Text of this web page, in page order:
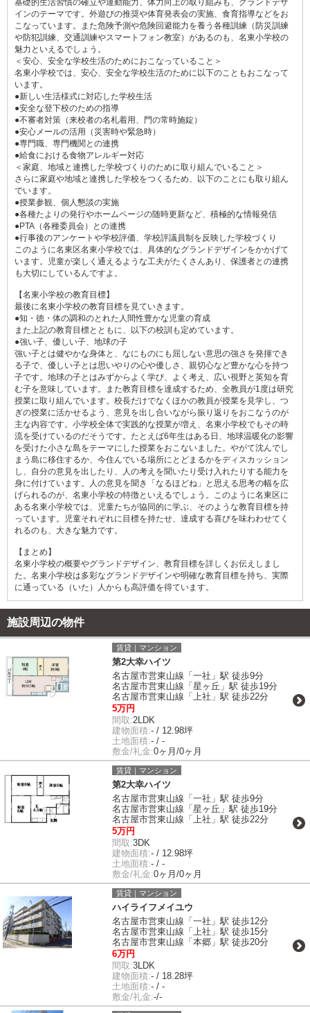
インのテーマです。外遊びの推奨や体育発表会の実施、食育指導などをお
こなっています。また危険予測や危険回避能力を養う各種訓練（防災訓練
や防犯訓練、交通訓練やスマートフォン教室）があるのも、名東小学校の
魅力といえるでしょう。
＜安心、安全な学校生活のためにおこなっていること＞
名東小学校では、安心、安全な学校生活のために以下のこともおこなって
います。
●新しい生活様式に対応した学校生活
●安全な登下校のための指導
●不審者対策（来校者の名札着用、門の常時施錠）
●安心メールの活用（災害時や緊急時）
●専門職、専門機関との連携
●給食における食物アレルギー対応
＜家庭、地域と連携した学校づくりのために取り組んでいること＞
さらに家庭や地域と連携した学校をつくるため、以下のことにも取り組ん
でいます。
●授業参観、個人懇談の実施
●各種たよりの発行やホームページの随時更新など、積極的な情報発信
●PTA（各種委員会）との連携
●行事後のアンケートや学校評価、学校評議員制を反映した学校づくり
このように名東区名東小学校では、具体的なグランドデザインをかかげて
います。児童が楽しく通えるような工夫がたくさんあり、保護者との連携
も大切にしているんですよ。
【名東小学校の教育目標】
最後に名東小学校の教育目標を見ていきます。
●知・徳・体の調和のとれた人間性豊かな児童の育成
また上記の教育目標とともに、以下の校訓も定めています。
●強い子、優しい子、地球の子
強い子とは健やかな身体と、なにものにも屈しない意思の強さを発揮でき
る子で、優しい子とは思いやりの心や優しさ、親切心など豊かな心を持つ
子です。地球の子とはみずからよく学び、よく考え、広い視野と英知を育
む子を意味しています。また教育目標を達成するため、全教員が1度は研究
授業に取り組んでいます。校長だけでなくほかの教員が授業を見学し、つ
ぎの授業に活かせるよう、意見を出し合いながら振り返りをおこなうのが
主な内容です。小学校全体で実践的な授業が増え、名東小学校でもその時
流を受けているのだそうです。たとえば6年生はある日、地球温暖化の影響
を受けた小さな島をテーマにした授業をおこないました。やがて沈んでし
まう島に移住するか、今住んでいる場所にとどまるかをディスカッション
し、自分の意見を出したり、人の考えを聞いたり受け入れたりする能力を
身に付けています。人の意見を聞き「なるほどね」と思える思考の幅を広
げられるのが、名東小学校の特徴といえるでしょう。このように名東区に
ある名東小学校では、児童たちが協同的に学ぶ、そのような教育目標を持
っています。児童それぞれに目標を持たせ、達成する喜びを味わわせてく
れるのも、大きな魅力です。
【まとめ】
名東小学校の概要やグランドデザイン、教育目標を詳しくお伝えしまし
た。名東小学校は多彩なグランドデザインや明確な教育目標を持ち、実際
に通っている（いた）人からも高評価を得ています。
施設周辺の物件
賃貸｜マンション
第2大幸ハイツ
名古屋市営東山線「一社」駅 徒歩9分
名古屋市営東山線「星ヶ丘」駅 徒歩19分
名古屋市営東山線「上社」駅 徒歩22分
5万円
間取:2LDK
建物面積:- / 12.98坪
土地面積:- / -
敷金/礼金:0ヶ月/0ヶ月
賃貸｜マンション
第2大幸ハイツ
名古屋市営東山線「一社」駅 徒歩9分
名古屋市営東山線「星ヶ丘」駅 徒歩19分
名古屋市営東山線「上社」駅 徒歩22分
5万円
間取:3DK
建物面積:- / 12.98坪
土地面積:- / -
敷金/礼金:0ヶ月/0ヶ月
賃貸｜マンション
ハイライフメイユウ
名古屋市営東山線「一社」駅 徒歩12分
名古屋市営東山線「上社」駅 徒歩15分
名古屋市営東山線「本郷」駅 徒歩20分
6万円
間取:3LDK
建物面積:- / 18.28坪
土地面積:- / -
敷金/礼金:-/-